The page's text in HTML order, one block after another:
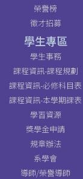
榮譽榜
徵才招募
學生專區
學生事務
課程資訊-課程規劃
課程資訊-必修科目表
課程資訊-本學期課表
學習資源
獎學金申請
規章辦法
系學會
導師/榮譽導師